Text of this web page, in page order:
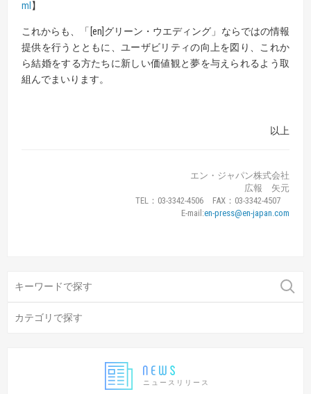
ニュースリリース
ml】
これからも、「[en]グリーン・ウエディング」ならではの情報
提供を行うとともに、ユーザビリティの向上を図り、これか
ら結婚をする方たちに新しい価値観と夢を与えられるよう取
組んでまいります。
以上
エン・ジャパン株式会社
広報 矢元
TEL：03-3342-4506 FAX：03-3342-4507
E-mail:en-press@en-japan.com